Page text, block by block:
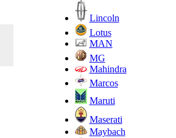
Lincoln
Lotus
MAN
MG
Mahindra
Marcos
Maruti
Maserati
Maybach